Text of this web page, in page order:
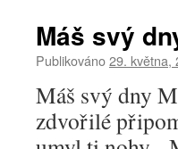
Máš svý
Publikováno29. května,
Máš svý dny
zdvořilé